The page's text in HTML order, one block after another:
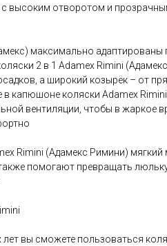
с высоким отворотом и
максимально адаптированы
2 в 1 Adamex Rimini
а широкий козырёк – от
в капюшоне коляски Adamex
вентиляции, чтобы в жаркое
Rimini (Адамекс Римини) мягкий
помогают превращать
лет вы сможете пользоваться